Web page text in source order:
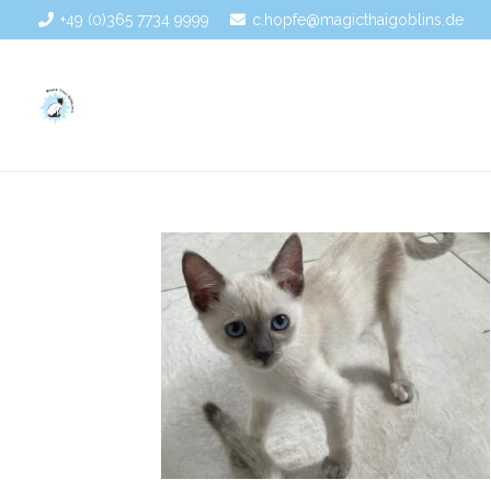
+49 (0)365 7734 9999 c.hopfe@magicthaigoblins.de